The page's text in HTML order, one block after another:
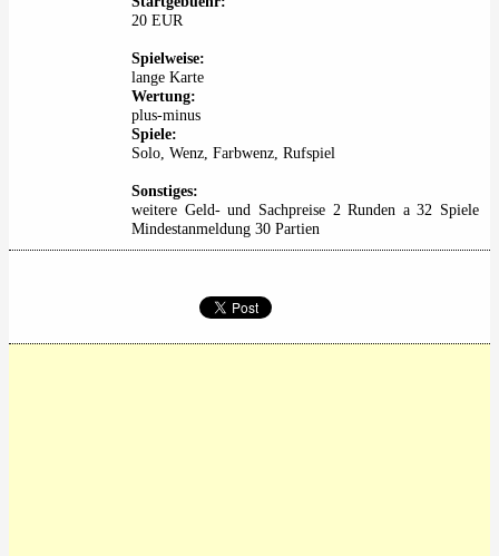
20 EUR
Spielweise:
lange Karte
Wertung:
plus-minus
Spiele:
Solo, Wenz, Farbwenz, Rufspiel
Sonstiges:
weitere Geld- und Sachpreise 2 Runden a 32 Spiele
Mindestanmeldung 30 Partien